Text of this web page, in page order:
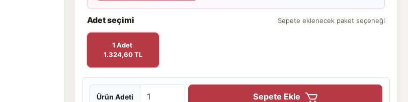
Adet seçimi Sepete eklenecek paket seçeneği
1 Adet
1.324,60 TL
Ürün Adeti Sepete Ekle